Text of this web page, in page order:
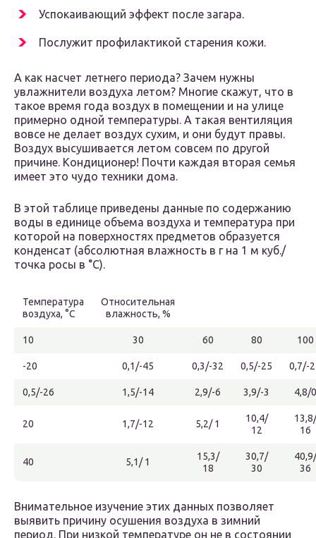
Успокаивающий эффект после загара.
Послужит профилактикой старения кожи.
А как насчет летнего периода? Зачем нужны
увлажнители воздуха летом? Многие скажут, что в
такое время года воздух в помещении и на улице
примерно одной температуры. А такая вентиляция
вовсе не делает воздух сухим, и они будут правы.
Воздух высушивается летом совсем по другой
причине. Кондиционер! Почти каждая вторая семья
имеет это чудо техники дома.
В этой таблице приведены данные по содержанию
воды в единице объема воздуха и температура при
которой на поверхностях предметов образуется
конденсат (абсолютная влажность в г на 1 м куб./
точка росы в °С).
Температура
воздуха, °С
Относительная
влажность, %
10 30 60 80 100
-20 0,1/-45 0,3/-32 0,5/-25 0,7/-
0,5/-26 1,5/-14 2,9/-6 3,9/-3 4,8/0
20 1,7/-12 5,2/ 1
10,4/
12
13,8/
16
40 5,1/ 1
15,3/
18
30,7/
30
40,9/
36
Внимательное изучение этих данных позволяет
выявить причину осушения воздуха в зимний
период. При низкой температуре он не в состоянии